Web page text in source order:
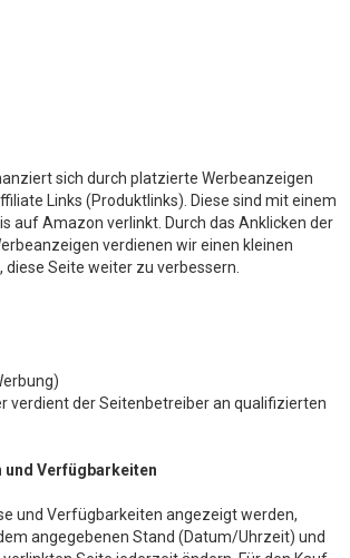
sich durch platzierte Werbeanzeigen
Links (Produktlinks). Diese sind mit einem
auf Amazon verlinkt. Durch das Anklicken der
verdienen wir einen kleinen
diese Seite weiter zu verbessern.
verdient der Seitenbetreiber an qualifizierten
und Verfügbarkeiten
und Verfügbarkeiten angezeigt werden,
angegebenen Stand (Datum/Uhrzeit) und